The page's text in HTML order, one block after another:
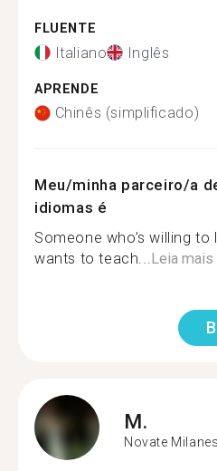
FLUENTE
Italiano Inglês
APRENDE
Chinês (simplificado)
Meu/minha parceiro/a
idiomas é
Someone who’s willing
wants to teach...Leia mais
M.
Novate